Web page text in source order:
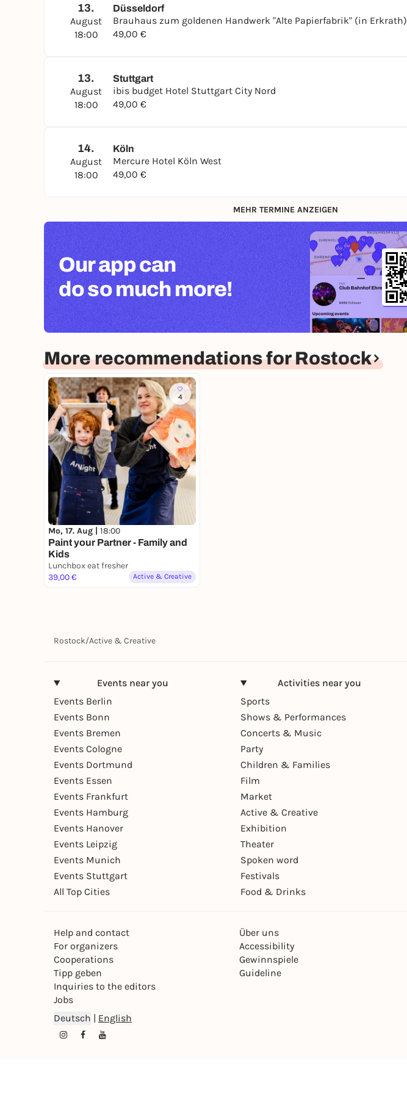
13.
August
18:00
Düsseldorf
Brauhaus zum goldenen Handwerk "Alte Papierfabrik" (in Erkrath)
49,00 €
13.
August
18:00
Stuttgart
ibis budget Hotel Stuttgart City Nord
49,00 €
14.
August
18:00
Köln
Mercure Hotel Köln West
49,00 €
MEHR TERMINE ANZEIGEN
Our app can
do so much more!
More recommendations for Rostock
4
Mo, 17. Aug | 18:00
Paint your Partner - Family and
Kids
Lunchbox eat fresher
39,00 €
Active & Creative
Rostock/Active & Creative
Events near you
Events Berlin
Events Bonn
Events Bremen
Events Cologne
Events Dortmund
Events Essen
Events Frankfurt
Events Hamburg
Events Hanover
Events Leipzig
Events Munich
Events Stuttgart
All Top Cities
Activities near you
Sports
Shows & Performances
Concerts & Music
Party
Children & Families
Film
Market
Active & Creative
Exhibition
Theater
Spoken word
Festivals
Food & Drinks
Help and contact
For organizers
Cooperations
Tipp geben
Inquiries to the editors
Jobs
Über uns
Accessibility
Gewinnspiele
Guideline
Deutsch | English